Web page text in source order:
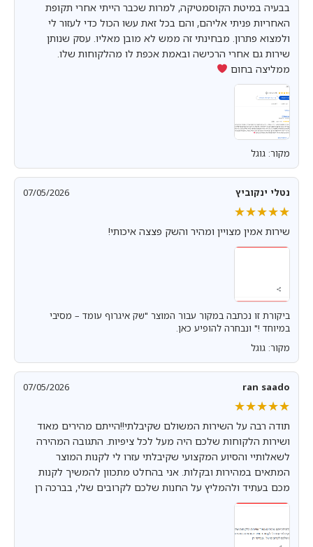
בבעיה במיטת הקוסמטיקה, למרות שכבר הייתי אחרי תקופת
האחריות פניתי אליהם, והם בכל זאת עשו הכול כדי לעזור לי
ולמצוא פתרון. מבחינתי זה ממש לא מובן מאליו. עסק שנותן
שירות גם אחרי הרכישה ובאמת אכפת לו מהלקוחות שלו.
ממליצה בחום
מקור: גוגל
נטלי ינקוביץ 07/05/2026
★★★★★
★★★★★
שירות אמין מצויין ומהיר והשק פצצה איכותי!
ביקורת זו נכתבה במקור עבור המוצר "שק איגרוף עומד – מסיבי
במיוחד !" ונבחרה להופיע כאן.
מקור: גוגל
ran saado
07/05/2026
★★★★★
★★★★★
תודה רבה על השירות המשולם שקיבלתי!!הייתם מהירים מאוד
ושירות הלקוחות שלכם היה מעל לכל ציפיות. התגובה המהירה
לשאלותיי והסיוע המקצועי שקיבלתי עזרו לי לקנות המוצר
המתאים במהירות ובקלות. אני בהחלט מתכוון להמשיך לקנות
מכם בעתיד ולהמליץ על החנות שלכם לקרובים שלי, בברכה רן